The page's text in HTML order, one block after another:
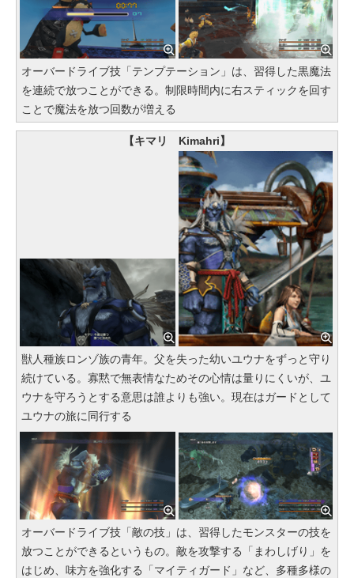
オーバードライブ技「テンプテーション」は、習得した黒魔法
を連続で放つことができる。制限時間内に右スティックを回す
ことで魔法を放つ回数が増える
【キマリ Kimahri】
獣人種族ロンゾ族の青年。父を失った幼いユウナをずっと守り
続けている。寡黙で無表情なためその心情は量りにくいが、ユ
ウナを守ろうとする意思は誰よりも強い。現在はガードとして
ユウナの旅に同行する
オーバードライブ技「敵の技」は、習得したモンスターの技を
放つことができるというもの。敵を攻撃する「まわしげり」を
はじめ、味方を強化する「マイティガード」など、多種多様の